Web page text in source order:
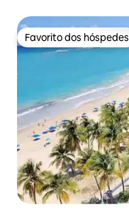
Favorito dos hóspedes
Favorito dos hóspedes